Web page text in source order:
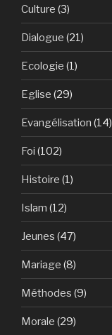
Culture (3)
Dialogue (21)
Ecologie (1)
Eglise (29)
Evangélisation (14)
Foi (102)
Histoire (1)
Islam (12)
Jeunes (47)
Mariage (8)
Méthodes (9)
Morale (29)